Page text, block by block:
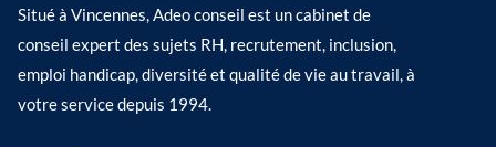
Situé à Vincennes, Adeo conseil est un cabinet de
conseil expert des sujets RH, recrutement, inclusion,
emploi handicap, diversité et qualité de vie au travail, à
votre service depuis 1994.